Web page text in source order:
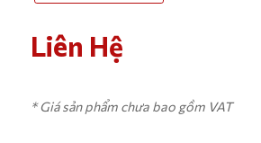
Liên Hệ
* Giá sản phẩm chưa bao gồm VAT